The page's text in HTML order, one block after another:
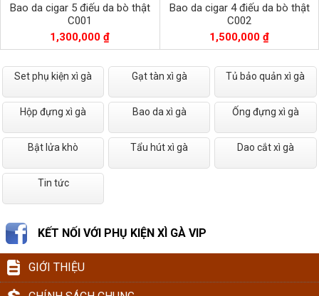
Bao da cigar 5 điếu da bò thật
C001
1,300,000 ₫
Bao da cigar 4 điếu da bò thật
C002
1,500,000 ₫
Set phụ kiện xì gà Gạt tàn xì gà Tủ bảo quản xì gà
Hộp đựng xì gà Bao da xì gà Ống đựng xì gà
Bật lửa khò Tẩu hút xì gà Dao cắt xì gà
Tin tức
KẾT NỐI VỚI PHỤ KIỆN XÌ GÀ VIP
GIỚI THIỆU